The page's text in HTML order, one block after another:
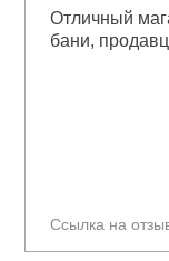
Ссылка на
Отличный
бани,